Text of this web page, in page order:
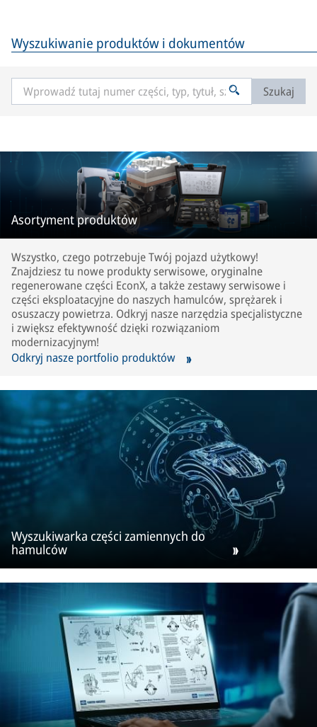
Wyszukiwanie produktów i dokumentów
Szukaj
Asortyment produktów
Wszystko, czego potrzebuje Twój pojazd użytkowy!
Znajdziesz tu nowe produkty serwisowe, oryginalne
regenerowane części EconX, a także zestawy serwisowe i
części eksploatacyjne do naszych hamulców, sprężarek i
osuszaczy powietrza. Odkryj nasze narzędzia specjalistyczne
i zwiększ efektywność dzięki rozwiązaniom
modernizacyjnym!
Odkryj nasze portfolio produktów
Wyszukiwarka części zamiennych do
hamulców